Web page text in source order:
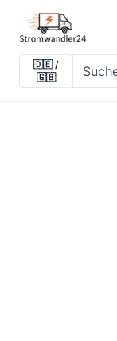
🇩🇪/
🇬🇧